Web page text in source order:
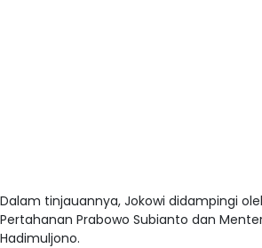
Dalam tinjauannya, Jokowi didampingi
Pertahanan Prabowo Subianto dan Menteri
Hadimuljono.